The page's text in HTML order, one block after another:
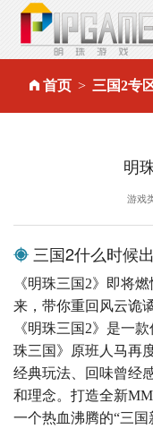
首页 三国2专
明
游戏
三国2什么时候出
《明珠三国2》即将
来，带你重回风云诡
《明珠三国2》是一
珠三国》原班人马再
经典玩法、回味曾经
和理念。打造全新
一个热血沸腾的“三国